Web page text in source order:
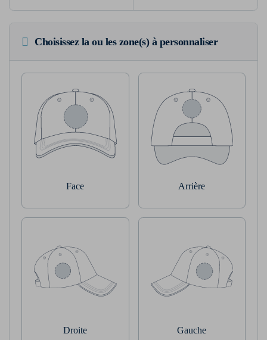
Choisissez la ou les zone(s) à personnaliser
Face Arrière
Droite Gauche